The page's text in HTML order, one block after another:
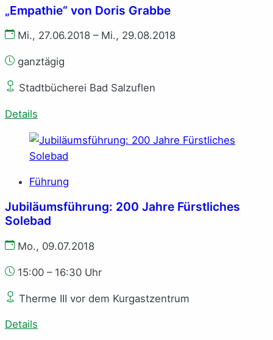
„Empathie“ von Doris Grabbe
Mi., 27.06.2018 – Mi., 29.08.2018
ganztägig
Stadtbücherei Bad Salzuflen
Details
Führung
Jubiläumsführung: 200 Jahre Fürstliches
Solebad
Mo., 09.07.2018
15:00 – 16:30 Uhr
Therme III vor dem Kurgastzentrum
Details